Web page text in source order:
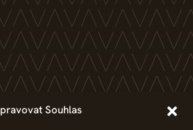
Souhlas
Pracujte v pekárně.